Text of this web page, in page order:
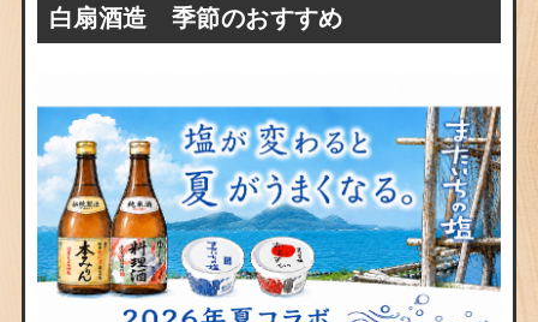
白扇酒造 季節のおすすめ